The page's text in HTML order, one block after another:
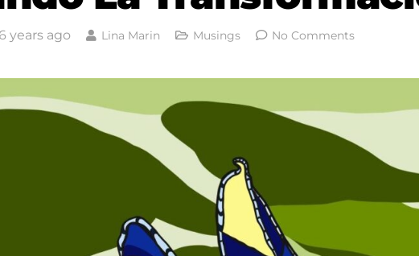
6 years ago Lina Marin Musings No Comments